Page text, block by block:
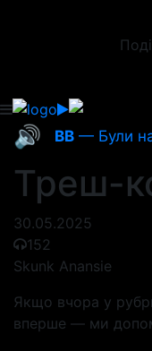
🔊 ВВ — Були
Треш-
30.05.2025
152
Skunk Anansie
Якщо вчора у
вперше — ми